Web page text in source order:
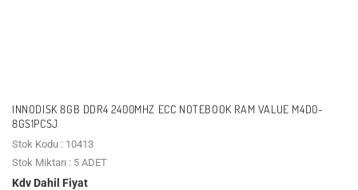
INNODISK 8GB DDR4 2400MHZ ECC NOTEBOOK RAM VALUE M4D0-
8GS1PCSJ
Stok Kodu : 10413
Stok Miktarı : 5 ADET
Kdv Dahil Fiyat